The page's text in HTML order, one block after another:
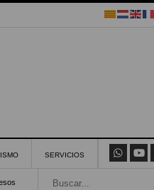
SERVICIOS